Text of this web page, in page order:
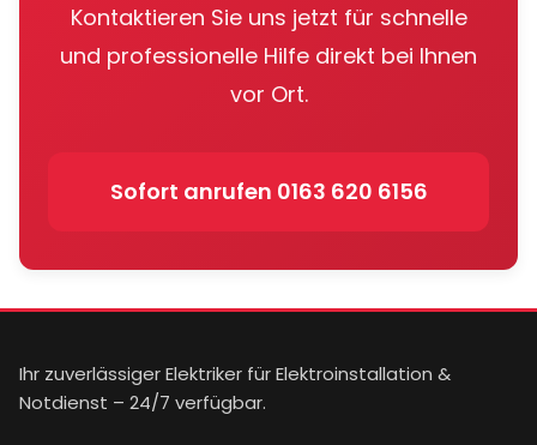
Kontaktieren Sie uns jetzt für schnelle
und professionelle Hilfe direkt bei Ihnen
vor Ort.
Sofort anrufen 0163 620 6156
Ihr zuverlässiger Elektriker für Elektroinstallation &
Notdienst – 24/7 verfügbar.